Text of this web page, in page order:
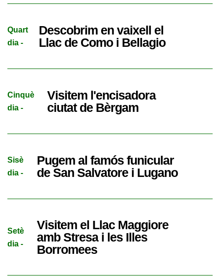
Quart
dia -
Descobrim en vaixell el
Llac de Como i Bellagio
Cinquè
dia -
Visitem l'encisadora
ciutat de Bèrgam
Sisè
dia -
Pugem al famós funicular
de San Salvatore i Lugano
Setè
dia -
Visitem el Llac Maggiore
amb Stresa i les Illes
Borromees